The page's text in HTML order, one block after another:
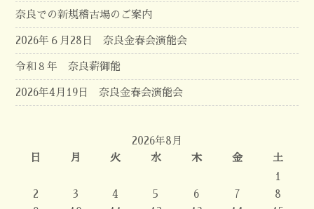
奈良での新規稽古場のご案内
2026年６月28日 奈良金春会演能会
令和８年 奈良薪御能
2026年4月19日 奈良金春会演能会
2026年8月
日
月 火 水 木 金
土
1
2
3 4 5 6 7
8